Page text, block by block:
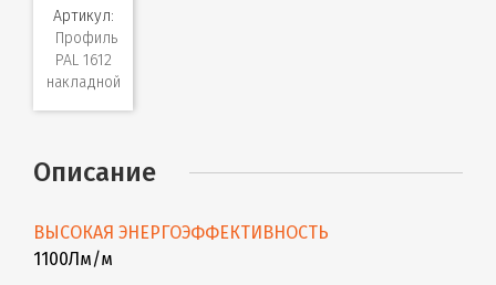
Артикул:
Профиль
PAL 1612
накладной
Описание
ВЫСОКАЯ ЭНЕРГОЭФФЕКТИВНОСТЬ
1100Лм/м